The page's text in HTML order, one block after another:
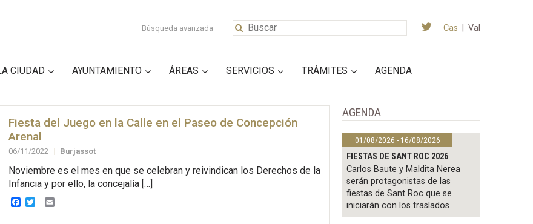
Búsqueda avanzada Cas Val
CIUDAD AYUNTAMIENTO ÁREAS SERVICIOS TRÁMITES AGENDA
Fiesta del Juego en la Calle en el Paseo de Concepción
Arenal
06/11/2022 | Burjassot
Noviembre es el mes en que se celebran y reivindican los Derechos de la
Infancia y por ello, la concejalía […]
Facebook
TwitterEmail
AGENDA
01/08/2026 - 16/08/2026
FIESTAS DE SANT ROC 2026
Carlos Baute y Maldita Nerea
serán protagonistas de las
fiestas de Sant Roc que se
iniciarán con los traslados